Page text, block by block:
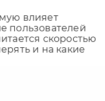
влияет
пользователей
скоростью
и на какие